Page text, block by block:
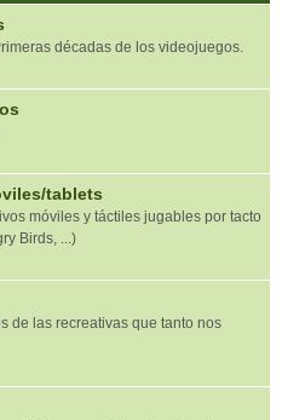
décadas de los videojuegos.
tablets
móviles y táctiles jugables por tacto
Birds, ...)
de las recreativas que tanto nos